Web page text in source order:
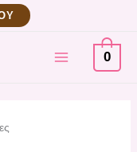
MAIN
MENU
0